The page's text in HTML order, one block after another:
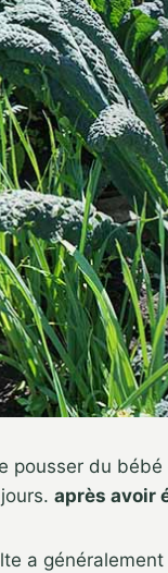
pousser du
après avoir
a